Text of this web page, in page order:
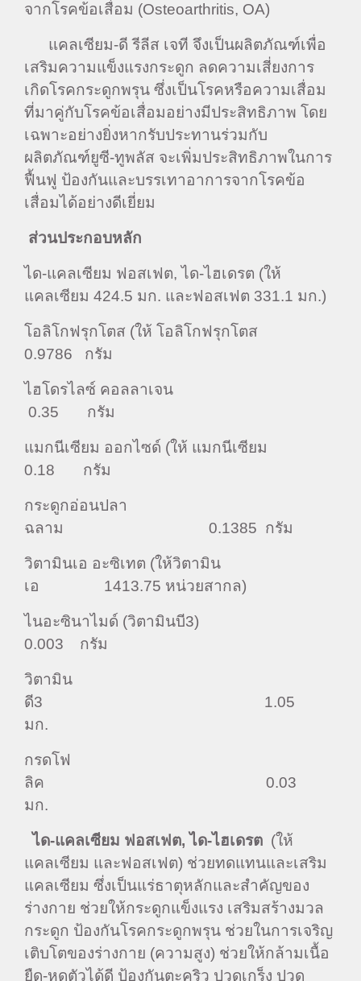
จากโรคข้อเสื่อม (Osteoarthritis, OA)
แคลเซียม-ดี รีลีส เจที จึงเป็นผลิตภัณฑ์เพื่อ
เสริมความแข็งแรงกระดูก ลดความเสี่ยงการ
เกิดโรคกระดูกพรุน ซึ่งเป็นโรคหรือความเสื่อม
ที่มาคู่กับโรคข้อเสื่อมอย่างมีประสิทธิภาพ โดย
เฉพาะอย่างยิ่งหากรับประทานร่วมกับ
ผลิตภัณฑ์ยูซี-ทูพลัส จะเพิ่มประสิทธิภาพในการ
ฟื้นฟู ป้องกันและบรรเทาอาการจากโรคข้อ
เสื่อมได้อย่างดีเยี่ยม
ส่วนประกอบหลัก
ได-แคลเซียม ฟอสเฟต, ได-ไฮเดรต (ให้
แคลเซียม 424.5 มก. และฟอสเฟต 331.1 มก.)
โอลิโกฟรุกโตส (ให้ โอลิโกฟรุกโตส
0.9786 กรัม
ไฮโดรไลซ์ คอลลาเจน
0.35 กรัม
แมกนีเซียม ออกไซด์ (ให้ แมกนีเซียม
0.18 กรัม
กระดูกอ่อนปลา
ฉลาม 0.1385 กรัม
วิตามินเอ อะซิเทต (ให้วิตามิน
เอ 1413.75 หน่วยสากล)
ไนอะซินาไมด์ (วิตามินบี3)
0.003 กรัม
วิตามิน
ดี3 1.05
มก.
กรดโฟ
ลิค 0.03
มก.
ได-แคลเซียม ฟอสเฟต, ได-ไฮเดรต (ให้
แคลเซียม และฟอสเฟต) ช่วยทดแทนและเสริม
แคลเซียม ซึ่งเป็นแร่ธาตุหลักและสำคัญของ
ร่างกาย ช่วยให้กระดูกแข็งแรง เสริมสร้างมวล
กระดูก ป้องกันโรคกระดูกพรุน ช่วยในการเจริญ
เติบโตของร่างกาย (ความสูง) ช่วยให้กล้ามเนื้อ
ยืด-หดตัวได้ดี ป้องกันตะคริว ปวดเกร็ง ปวด